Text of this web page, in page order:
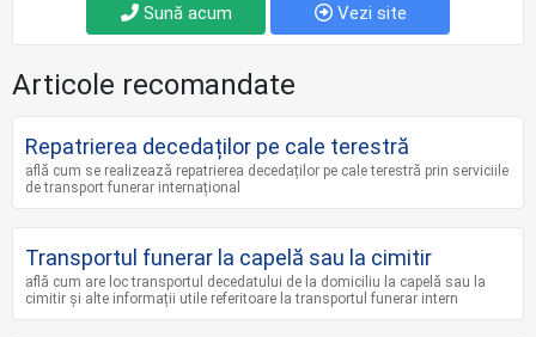
Sună acum Vezi site
Articole recomandate
Repatrierea decedaților pe cale terestră
află cum se realizează repatrierea decedaților pe cale terestră prin serviciile
de transport funerar internațional
Transportul funerar la capelă sau la cimitir
află cum are loc transportul decedatului de la domiciliu la capelă sau la
cimitir și alte informații utile referitoare la transportul funerar intern